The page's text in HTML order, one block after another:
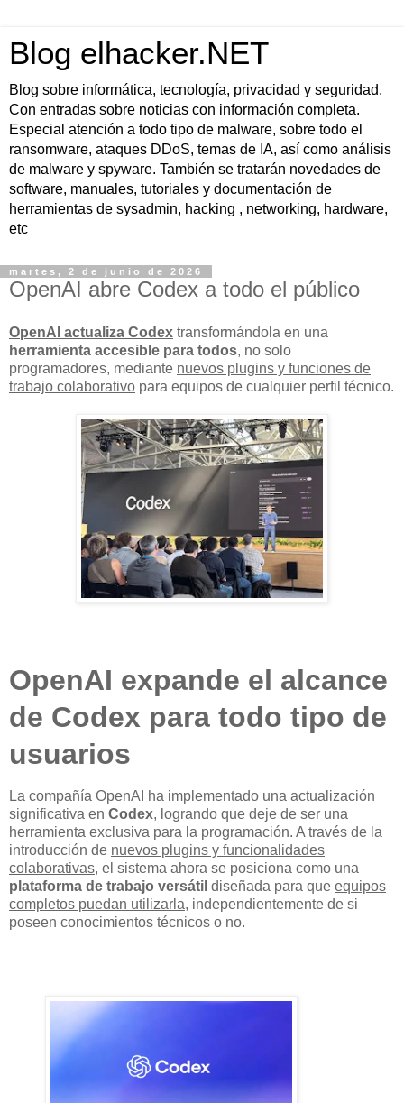
Blog elhacker.NET
Blog sobre informática, tecnología, privacidad y seguridad.
Con entradas sobre noticias con información completa.
Especial atención a todo tipo de malware, sobre todo el
ransomware, ataques DDoS, temas de IA, así como análisis
de malware y spyware. También se tratarán novedades de
software, manuales, tutoriales y documentación de
herramientas de sysadmin, hacking , networking, hardware,
etc
martes, 2 de junio de 2026
OpenAI abre Codex a todo el público
OpenAI actualiza Codex transformándola en una
herramienta accesible para todos, no solo
programadores, mediante nuevos plugins y funciones de
trabajo colaborativo para equipos de cualquier perfil técnico.
OpenAI expande el alcance
de Codex para todo tipo de
usuarios
La compañía OpenAI ha implementado una actualización
significativa en Codex, logrando que deje de ser una
herramienta exclusiva para la programación. A través de la
introducción de nuevos plugins y funcionalidades
colaborativas, el sistema ahora se posiciona como una
plataforma de trabajo versátil diseñada para que equipos
completos puedan utilizarla, independientemente de si
poseen conocimientos técnicos o no.